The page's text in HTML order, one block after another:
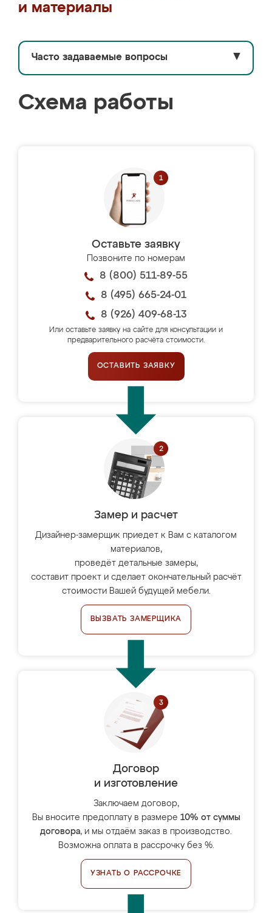
и материалы
Часто задаваемые вопросы ▼
Схема работы
Оставьте заявку
Позвоните по номерам
8 (800) 511-89-55
8 (495) 665-24-01
8 (926) 409-68-13
Или оставьте заявку на сайте для консультации и
предварительного расчёта стоимости.
ОСТАВИТЬ ЗАЯВКУ
Замер и расчет
Дизайнер-замерщик приедет к Вам с каталогом
материалов,
проведёт детальные замеры,
составит проект и сделает окончательный расчёт
стоимости Вашей будущей мебели.
ВЫЗВАТЬ ЗАМЕРЩИКА
Договор
и изготовление
Заключаем договор,
Вы вносите предоплату в размере 10% от суммы
договора, и мы отдаём заказ в производство.
Возможна оплата в рассрочку без %.
УЗНАТЬ О РАССРОЧКЕ